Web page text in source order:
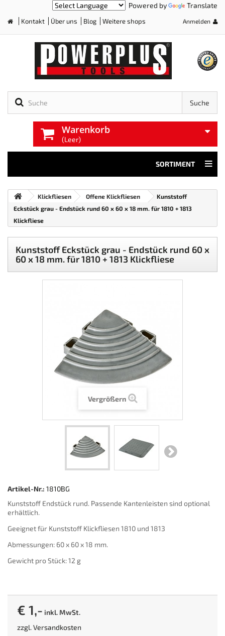
Powered by Translate
Kontakt Über uns Blog Weitere shops Anmelden
Suche
Warenkorb
(Leer)
SORTIMENT
Klickfliesen Offene Klickfliesen
Kunststoff
Eckstück grau - Endstück rund 60 x 60 x 18 mm. für 1810 + 1813
Klickfliese
Kunststoff Eckstück grau - Endstück rund 60 x
60 x 18 mm. für 1810 + 1813 Klickfliese
Vergrößern
Artikel-Nr.: 1810BG
Kunststoff Endstück rund. Passende Kantenleisten sind optional
erhältlich.
Geeignet für Kunststoff Klickfliesen 1810 und 1813
Abmessungen: 60 x 60 x 18 mm.
Gewicht pro Stück: 12 g
€ 1,- inkl. MwSt.
zzgl.Versandkosten